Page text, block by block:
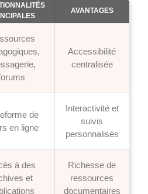
AVANTAGES
Accessibilité
centralisée
de
en ligne
Interactivité et
suivis
personnalisés
à des
et
Richesse de
ressources
documentaires